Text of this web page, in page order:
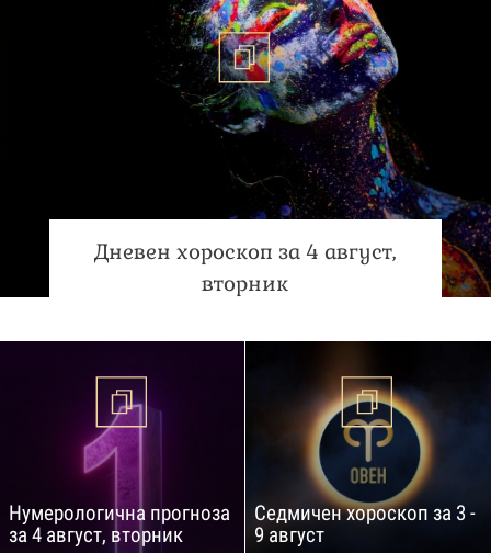
Дневен хороскоп за 4 август,
вторник
Нумерологична прогноза
за 4 август, вторник
Седмичен хороскоп за 3 -
9 август